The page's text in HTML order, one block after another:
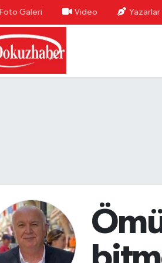
Foto Galeri Video Yazarlar